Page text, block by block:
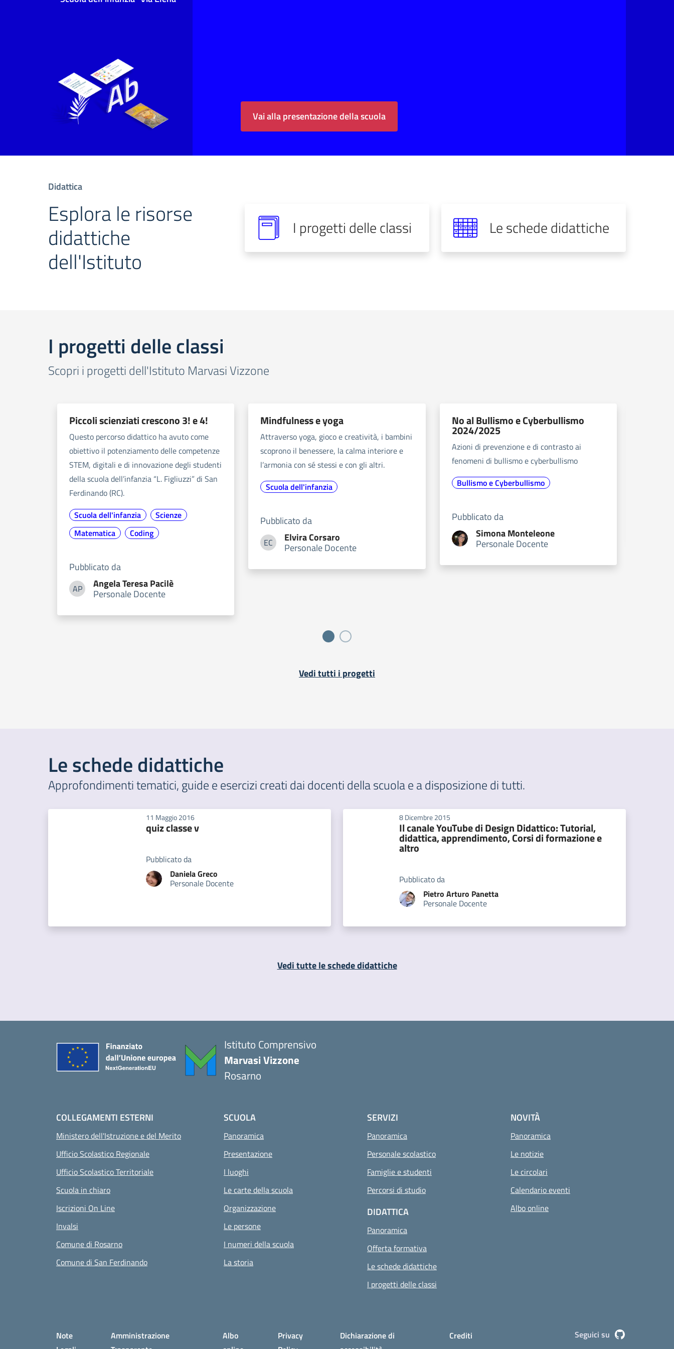
Vai alla presentazione della scuola
Didattica
Esplora le risorse
didattiche
dell'Istituto
I progetti delle classi Le schede didattiche
I progetti delle classi
Scopri i progetti dell'Istituto Marvasi Vizzone
Piccoli scienziati crescono 3! e 4!
Questo percorso didattico ha avuto come
obiettivo il potenziamento delle competenze
STEM, digitali e di innovazione degli studenti
della scuola dell’infanzia “L. Figliuzzi” di San
Ferdinando (RC).
Scuola dell'infanzia
Scienze
Matematica
Coding
Pubblicato da
APAngela Teresa Pacilè
Angela TeresaPacilè
Personale Docente
Mindfulness e yoga
Attraverso yoga, gioco e creatività, i bambini
scoprono il benessere, la calma interiore e
l’armonia con sé stessi e con gli altri.
Scuola dell'infanzia
Pubblicato da
ECElvira Corsaro
ElviraCorsaro
Personale Docente
No al Bullismo e Cyberbullismo
2024/2025
Azioni di prevenzione e di contrasto ai
fenomeni di bullismo e cyberbullismo
Bullismo e Cyberbullismo
Pubblicato da
SimonaMonteleone
Personale Docente
Vedi tutti i progetti
Le schede didattiche
Approfondimenti tematici, guide e esercizi creati dai docenti della scuola e a disposizione di tutti.
11 Maggio 2016
quiz classe v
Pubblicato da
DanielaGreco
Personale Docente
8 Dicembre 2015
Il canale YouTube di Design Didattico: Tutorial,
didattica, apprendimento, Corsi di formazione e
altro
Pubblicato da
Pietro Arturo Panetta
Personale Docente
Vedi tutte le schede didattiche
Istituto Comprensivo
Marvasi Vizzone
Rosarno
COLLEGAMENTI ESTERNI
Ministero dell'Istruzione e del Merito
Ufficio Scolastico Regionale
Ufficio Scolastico Territoriale
Scuola in chiaro
Iscrizioni On Line
Invalsi
Comune di Rosarno
Comune di San Ferdinando
SCUOLA
Panoramica
Presentazione
I luoghi
Le carte della scuola
Organizzazione
Le persone
I numeri della scuola
La storia
SERVIZI
Panoramica
Personale scolastico
Famiglie e studenti
Percorsi di studio
DIDATTICA
Panoramica
Offerta formativa
Le schede didattiche
I progetti delle classi
NOVITÀ
Panoramica
Le notizie
Le circolari
Calendario eventi
Albo online
Small prints
Note
Amministrazione
Albo
Privacy
Dichiarazione di
Crediti Seguici su